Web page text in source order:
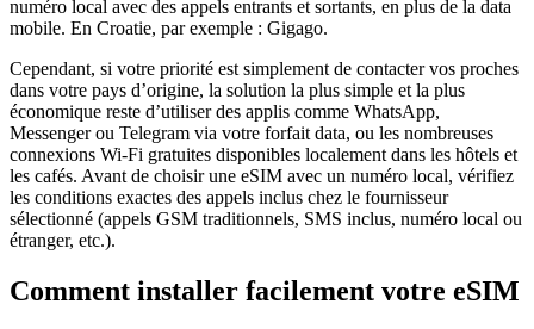
numéro local avec des appels entrants et sortants, en plus de la data
mobile. En Croatie, par exemple : Gigago.
Cependant, si votre priorité est simplement de contacter vos proches
dans votre pays d’origine, la solution la plus simple et la plus
économique reste d’utiliser des applis comme WhatsApp,
Messenger ou Telegram via votre forfait data, ou les nombreuses
connexions Wi‑Fi gratuites disponibles localement dans les hôtels et
les cafés. Avant de choisir une eSIM avec un numéro local, vérifiez
les conditions exactes des appels inclus chez le fournisseur
sélectionné (appels GSM traditionnels, SMS inclus, numéro local ou
étranger, etc.).
Comment installer facilement votre eSIM